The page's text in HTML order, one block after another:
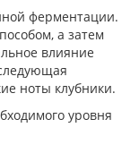
ферментации.
а затем
влияние
ноты клубники.
уровня